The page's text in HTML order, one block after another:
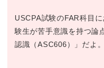
USCPA試験のFAR科目
験生が苦手意識を持つ論
認識（ASC606）」だよ。